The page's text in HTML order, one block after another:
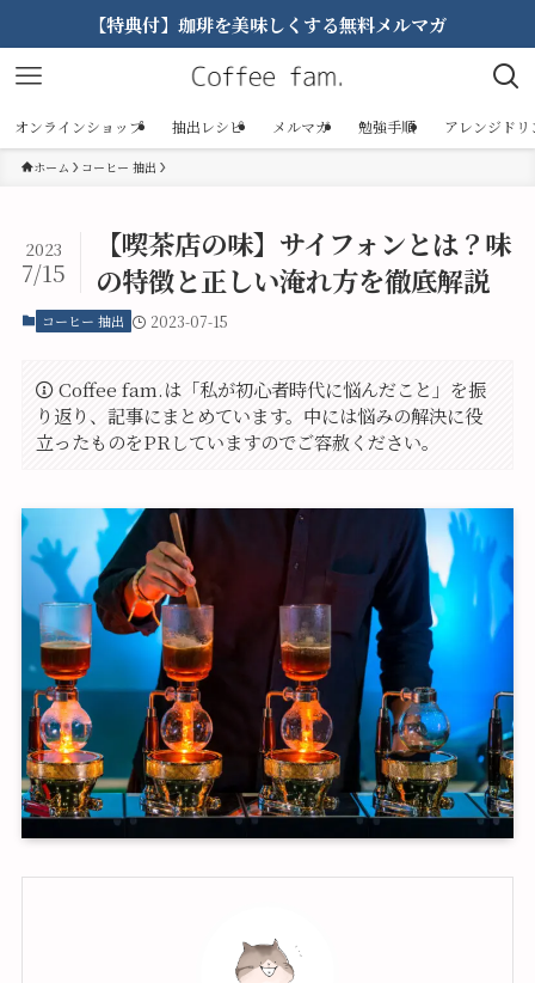
【特典付】珈琲を美味しくする無料メルマガ
オンラインショップ 抽出レシピ メルマガ 勉強手順 アレンジドリ
ホーム コーヒー 抽出
【喫茶店の味】サイフォンとは？味
の特徴と正しい淹れ方を徹底解説
2023
7/15
コーヒー 抽出 2023-07-15
Coffee fam.は「私が初心者時代に悩んだこと」を振
り返り、記事にまとめています。中には悩みの解決に役
立ったものをPRしていますのでご容赦ください。